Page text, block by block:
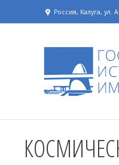
Россия, Калуга, ул.